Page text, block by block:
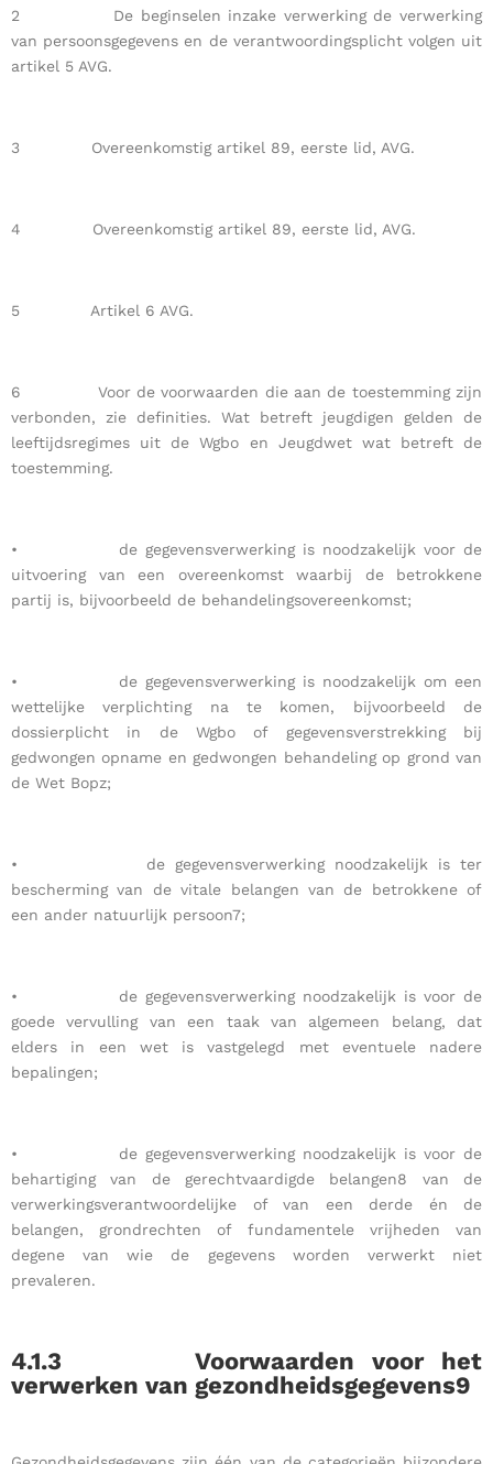
2 De beginselen inzake verwerking de verwerking
van persoonsgegevens en de verantwoordingsplicht volgen uit
artikel 5 AVG.
3 Overeenkomstig artikel 89, eerste lid, AVG.
4 Overeenkomstig artikel 89, eerste lid, AVG.
5 Artikel 6 AVG.
6 Voor de voorwaarden die aan de toestemming zijn
verbonden, zie definities. Wat betreft jeugdigen gelden de
leeftijdsregimes uit de Wgbo en Jeugdwet wat betreft de
toestemming.
• de gegevensverwerking is noodzakelijk voor de
uitvoering van een overeenkomst waarbij de betrokkene
partij is, bijvoorbeeld de behandelingsovereenkomst;
• de gegevensverwerking is noodzakelijk om een
wettelijke verplichting na te komen, bijvoorbeeld de
dossierplicht in de Wgbo of gegevensverstrekking bij
gedwongen opname en gedwongen behandeling op grond van
de Wet Bopz;
• de gegevensverwerking noodzakelijk is ter
bescherming van de vitale belangen van de betrokkene of
een ander natuurlijk persoon7;
• de gegevensverwerking noodzakelijk is voor de
goede vervulling van een taak van algemeen belang, dat
elders in een wet is vastgelegd met eventuele nadere
bepalingen;
• de gegevensverwerking noodzakelijk is voor de
behartiging van de gerechtvaardigde belangen8 van de
verwerkingsverantwoordelijke of van een derde én de
belangen, grondrechten of fundamentele vrijheden van
degene van wie de gegevens worden verwerkt niet
prevaleren.
4.1.3
Voorwaarden voor het
verwerken van gezondheidsgegevens9